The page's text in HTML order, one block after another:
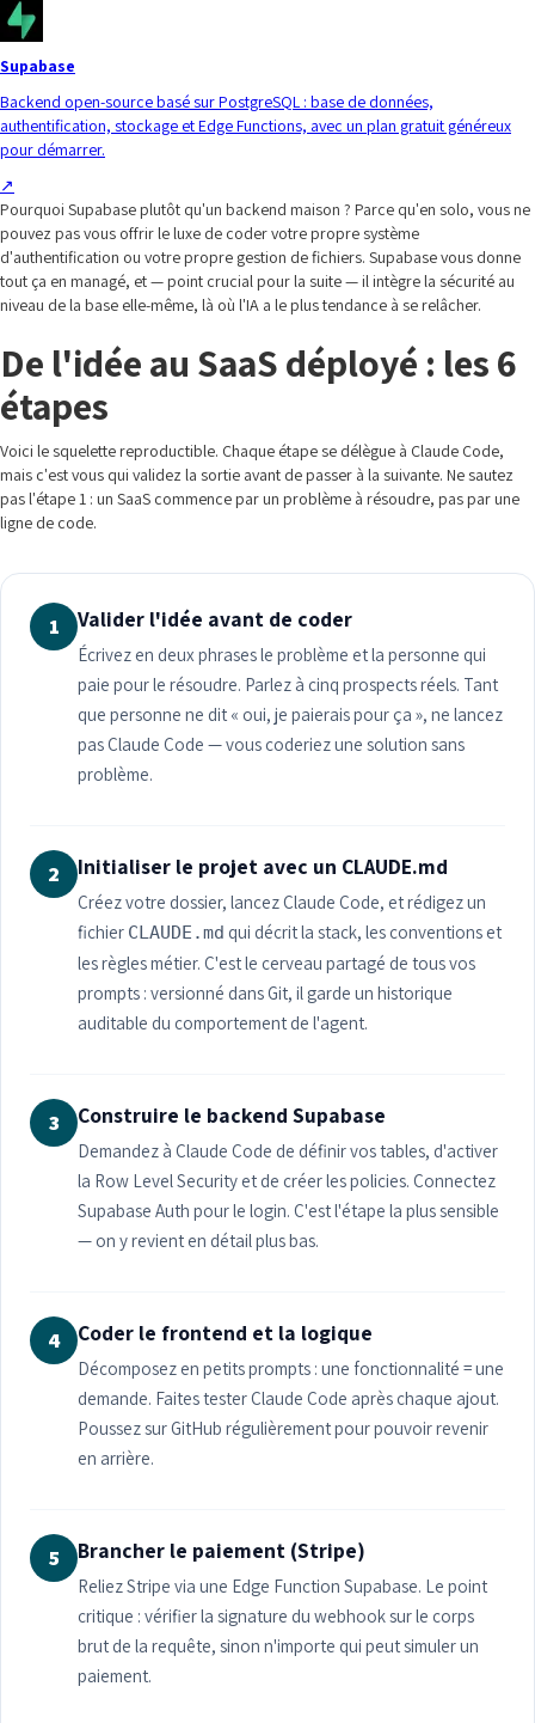
Supabase
Backend open-source basé sur PostgreSQL : base de données,
authentification, stockage et Edge Functions, avec un plan gratuit généreux
pour démarrer.
↗
Pourquoi Supabase plutôt qu'un backend maison ? Parce qu'en solo, vous ne
pouvez pas vous offrir le luxe de coder votre propre système
d'authentification ou votre propre gestion de fichiers. Supabase vous donne
tout ça en managé, et — point crucial pour la suite — il intègre la sécurité au
niveau de la base elle-même, là où l'IA a le plus tendance à se relâcher.
De l'idée au SaaS déployé : les 6
étapes
Voici le squelette reproductible. Chaque étape se délègue à Claude Code,
mais c'est vous qui validez la sortie avant de passer à la suivante. Ne sautez
pas l'étape 1 : un SaaS commence par un problème à résoudre, pas par une
ligne de code.
1 Valider l'idée avant de coder
Écrivez en deux phrases le problème et la personne qui
paie pour le résoudre. Parlez à cinq prospects réels. Tant
que personne ne dit « oui, je paierais pour ça », ne lancez
pas Claude Code — vous coderiez une solution sans
problème.
2 Initialiser le projet avec un CLAUDE.md
Créez votre dossier, lancez Claude Code, et rédigez un
fichier CLAUDE.md qui décrit la stack, les conventions et
les règles métier. C'est le cerveau partagé de tous vos
prompts : versionné dans Git, il garde un historique
auditable du comportement de l'agent.
3 Construire le backend Supabase
Demandez à Claude Code de définir vos tables, d'activer
la Row Level Security et de créer les policies. Connectez
Supabase Auth pour le login. C'est l'étape la plus sensible
— on y revient en détail plus bas.
4 Coder le frontend et la logique
Décomposez en petits prompts : une fonctionnalité = une
demande. Faites tester Claude Code après chaque ajout.
Poussez sur GitHub régulièrement pour pouvoir revenir
en arrière.
5 Brancher le paiement (Stripe)
Reliez Stripe via une Edge Function Supabase. Le point
critique : vérifier la signature du webhook sur le corps
brut de la requête, sinon n'importe qui peut simuler un
paiement.